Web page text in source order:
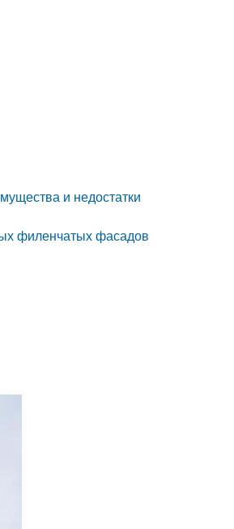
и недостатки
филенчатых фасадов